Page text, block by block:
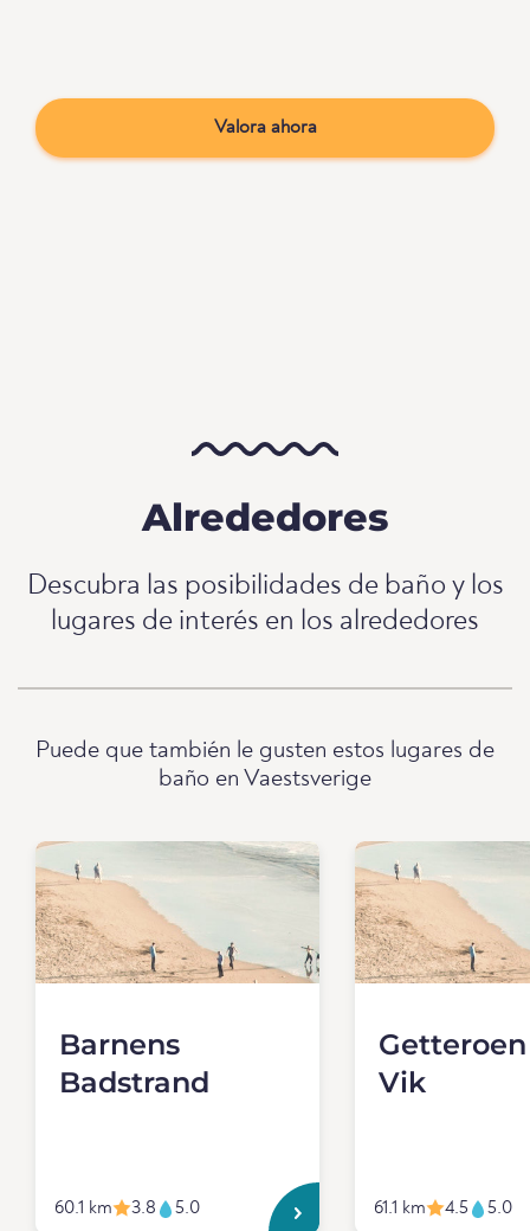
Valora ahora
Alrededores
Descubra las posibilidades de baño y los
lugares de interés en los alrededores
Puede que también le gusten estos lugares de
baño en Vaestsverige
Barnens
Badstrand
60.1 km 3.8 5.0
Getteroen
Vik
61.1 km 4.5 5.0